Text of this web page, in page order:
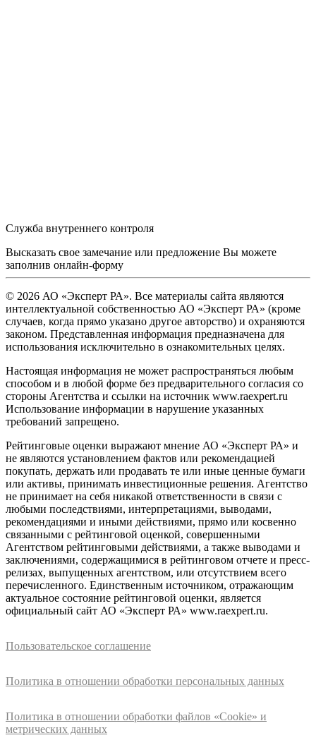
Служба внутреннего контроля
Высказать свое замечание или предложение Вы можете
заполнив онлайн-форму
© 2026 АО «Эксперт РА». Все материалы сайта являются
интеллектуальной собственностью АО «Эксперт РА» (кроме
случаев, когда прямо указано другое авторство) и охраняются
законом. Представленная информация предназначена для
использования исключительно в ознакомительных целях.
Настоящая информация не может распространяться любым
способом и в любой форме без предварительного согласия со
стороны Агентства и ссылки на источник www.raexpert.ru
Использование информации в нарушение указанных
требований запрещено.
Рейтинговые оценки выражают мнение АО «Эксперт РА» и
не являются установлением фактов или рекомендацией
покупать, держать или продавать те или иные ценные бумаги
или активы, принимать инвестиционные решения. Агентство
не принимает на себя никакой ответственности в связи с
любыми последствиями, интерпретациями, выводами,
рекомендациями и иными действиями, прямо или косвенно
связанными с рейтинговой оценкой, совершенными
Агентством рейтинговыми действиями, а также выводами и
заключениями, содержащимися в рейтинговом отчете и пресс-
релизах, выпущенных агентством, или отсутствием всего
перечисленного. Единственным источником, отражающим
актуальное состояние рейтинговой оценки, является
официальный сайт АО «Эксперт РА» www.raexpert.ru.
Пользовательское соглашение
Политика в отношении обработки персональных данных
Политика в отношении обработки файлов «Cookie» и
метрических данных